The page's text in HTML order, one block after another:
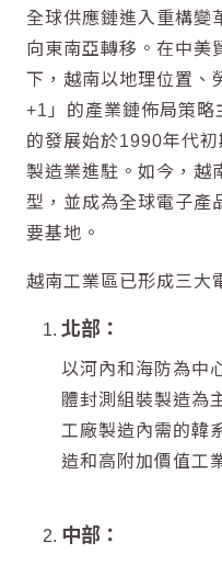
全球供應鏈進入重構變
向東南亞轉移。在中美
下，越南以地理位置、
+1」的產業鏈佈局策略
的發展始於1990年代初
製造業進駐。如今，越
型，並成為全球電子產
要基地。
越南工業區已形成三大
北部：
以河內和海防為中
體封測組裝製造為
工廠製造內需的韓
造和高附加價值工
中部：